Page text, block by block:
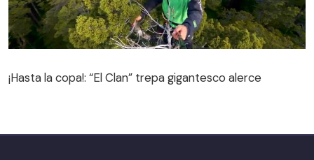
¡Hasta la copa!: “El Clan” trepa gigantesco alerce